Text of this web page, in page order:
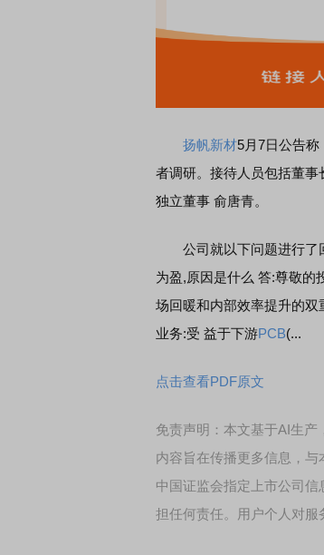
扬帆新材5月7日公告称
者调研。 接待人员包括董事
独立董事 俞唐青。
公司就以下问题进行了
为盈,原因是什么 答:尊敬的
场回暖和内部效率提升的双
业务:受 益于下游PCB(...
点击查看PDF原文
免责声明：本文基于AI生产
内容旨在传播更多信息，与
中国证监会指定上市公司信
担任何责任。用户个人对服
连线｜东方财富证券陈果：A股再平衡的
债券知识通